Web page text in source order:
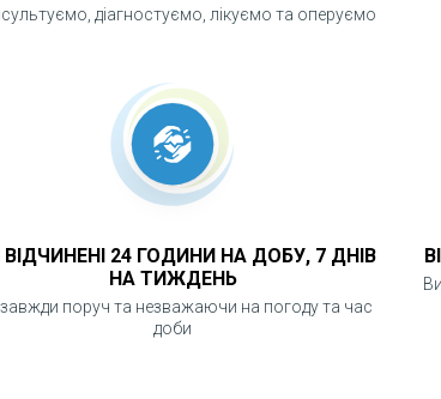
вагітних та годуючих жінок.
органів. Як правильно
або оператор контакт-центру при записі
діагностуємо, лікуємо та оперуємо
24 ГОДИНИ НА ДОБУ, 7 ДНІВ
НА ТИЖДЕНЬ
поруч та незважаючи на погоду та час
доби